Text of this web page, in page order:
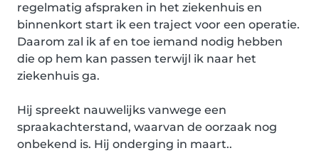
regelmatig afspraken in het ziekenhuis en
binnenkort start ik een traject voor een operatie.
Daarom zal ik af en toe iemand nodig hebben
die op hem kan passen terwijl ik naar het
ziekenhuis ga.
Hij spreekt nauwelijks vanwege een
spraakachterstand, waarvan de oorzaak nog
onbekend is. Hij onderging in maart..